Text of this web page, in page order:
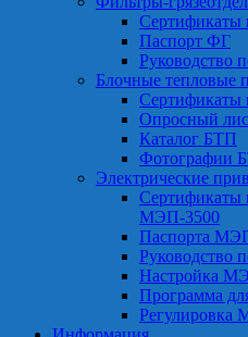
Сертификаты
Паспорт ФГ
Руководство
Блочные тепловые
Сертификаты
Опросный
Каталог БТП
Фотографии
Электрические
Сертификаты
МЭП-3500
Паспорта
Руководство
Настройка
Программа
Регулировка